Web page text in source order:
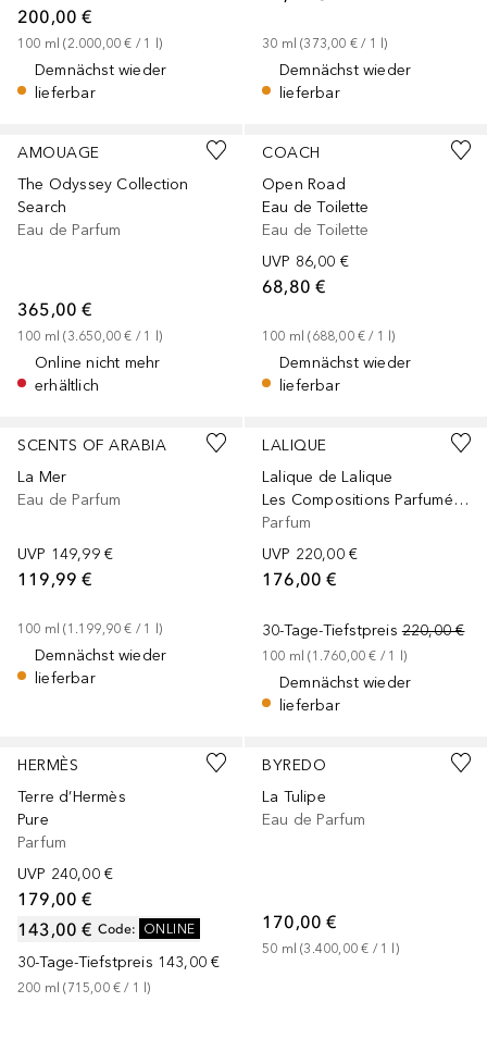
200,00 €
100 ml (2.000,00 € / 1 l)
Demnächst wieder
lieferbar
30 ml (373,00 € / 1 l)
Demnächst wieder
lieferbar
AMOUAGE
The Odyssey Collection
Search
Eau de Parfum
365,00 €
100 ml (3.650,00 € / 1 l)
Online nicht mehr
erhältlich
COACH
Open Road
Eau de Toilette
Eau de Toilette
UVP 86,00 €
68,80 €
100 ml (688,00 € / 1 l)
Demnächst wieder
lieferbar
SCENTS OF ARABIA
La Mer
Eau de Parfum
UVP 149,99 €
119,99 €
100 ml (1.199,90 € / 1 l)
Demnächst wieder
lieferbar
LALIQUE
Lalique de Lalique
Les Compositions Parfumées Imperial Green
Parfum
UVP 220,00 €
176,00 €
30-Tage-Tiefstpreis 220,00 €
100 ml (1.760,00 € / 1 l)
Demnächst wieder
lieferbar
HERMÈS
Terre d’Hermès
Pure
Parfum
UVP 240,00 €
179,00 €
Code: ONLINE
143,00 €
30-Tage-Tiefstpreis 143,00 €
200 ml (715,00 € / 1 l)
BYREDO
La Tulipe
Eau de Parfum
170,00 €
50 ml (3.400,00 € / 1 l)